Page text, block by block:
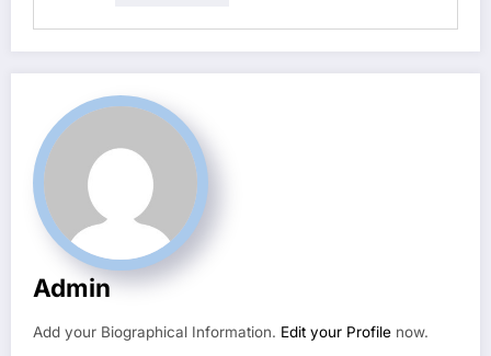
Admin
Add your Biographical Information. Edit your Profile now.